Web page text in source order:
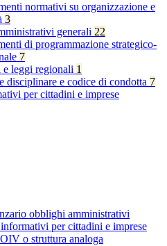
normativi su organizzazione e
3
generali 22
di programmazione strategico-
7
e leggi regionali 1
disciplinare e codice di condotta 7
per cittadini e imprese
obblighi amministrativi
per cittadini e imprese
o struttura analoga